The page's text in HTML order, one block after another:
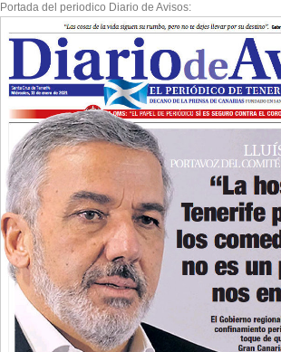
Portada del periodico Diario de Avisos: